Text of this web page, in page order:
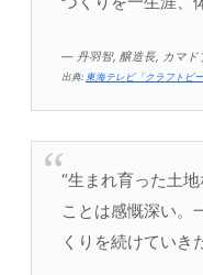
— 丹羽智, 醸造長, カマド
出典: 東海テレビ「クラフトビ
“生まれ育った土
ことは感慨深い。
くりを続けていき